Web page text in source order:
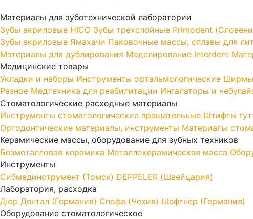
Материалы для зуботехнической лаборатории
Зубы акриловые HICO Зубы трехслойные Primodent
Зубы акриловые Ямахачи Паковочные массы, сплавы для
Материалы для дублирования Моделирование Interdent
Медицинские товары
Укладки и наборы Инструменты офтальмологические Ширмы
Разное Медтехника для реабилитации Ингалаторы и
Стоматологические расходные материалы
Инструменты стоматологические вращательные Штифты
Ортодонтические материалы, инструменты Материалы
Керамические массы, оборудование для зубных техников
Безметалловая керамика Металлокерамическая масса
Инструменты
Cибмединструмент (Томск) DEPPELER (Швейцария)
Лаборатория, расходка
Дюр Дентал (Германия) Спофа (Чехия) Шефтнер (Германия)
Оборудование стоматологическое